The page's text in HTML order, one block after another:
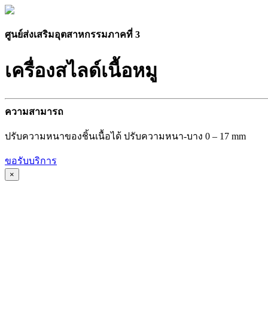
ศูนย์ส่งเสริมอุตสาหกรรมภาคที่ 3
เครื่องสไลด์เนื้อหมู
ความสามารถ
ปรับความหนาของชิ้นเนื้อได้ ปรับความหนา-บาง 0 – 17 mm
ขอรับบริการ
×